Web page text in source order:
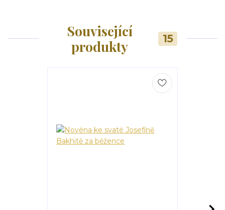
Související
produkty
15